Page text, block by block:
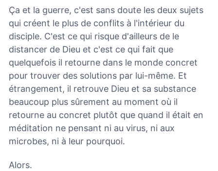
Ça et la guerre, c'est sans doute les deux sujets
qui créent le plus de conflits à l'intérieur du
disciple. C'est ce qui risque d'ailleurs de le
distancer de Dieu et c'est ce qui fait que
quelquefois il retourne dans le monde concret
pour trouver des solutions par lui-même. Et
étrangement, il retrouve Dieu et sa substance
beaucoup plus sûrement au moment où il
retourne au concret plutôt que quand il était en
méditation ne pensant ni au virus, ni aux
microbes, ni à leur pourquoi.
Alors.